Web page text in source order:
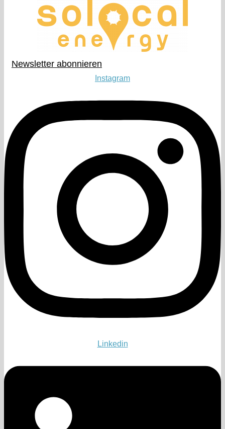
Newsletter abonnieren​
Instagram
Linkedin